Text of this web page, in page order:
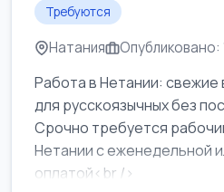
Требуются
Натания Опубликовано:
Работа в Нетании: свежие
для русскоязычных без
Срочно требуется
Нетании с еженедельной
оплатой<br />